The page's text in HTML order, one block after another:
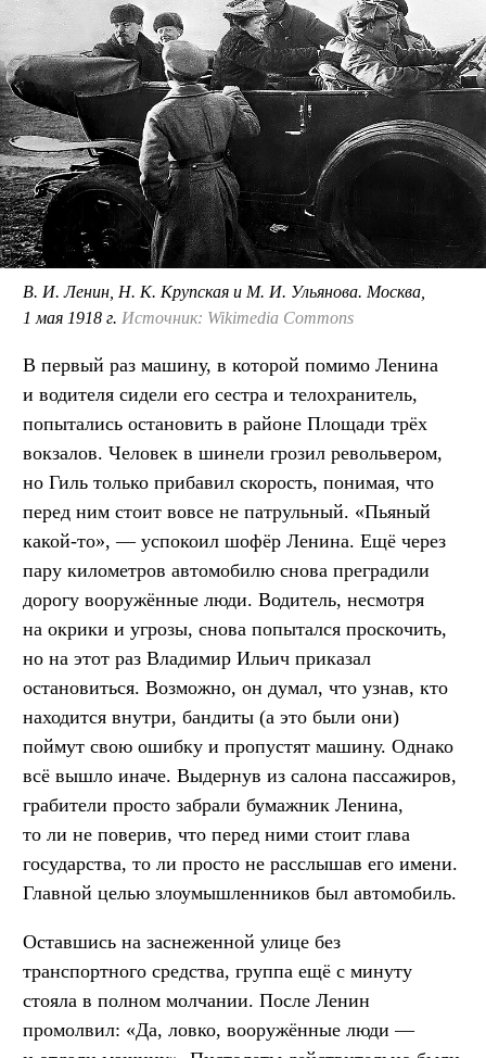
В. И. Ленин, Н. К. Крупская и М. И. Ульянова. Москва,
1 мая 1918 г. Источник: Wikimedia Commons
В первый раз машину, в которой помимо Ленина
и водителя сидели его сестра и телохранитель,
попытались остановить в районе Площади трёх
вокзалов. Человек в шинели грозил револьвером,
но Гиль только прибавил скорость, понимая, что
перед ним стоит вовсе не патрульный. «Пьяный
какой-то», — успокоил шофёр Ленина. Ещё через
пару километров автомобилю снова преградили
дорогу вооружённые люди. Водитель, несмотря
на окрики и угрозы, снова попытался проскочить,
но на этот раз Владимир Ильич приказал
остановиться. Возможно, он думал, что узнав, кто
находится внутри, бандиты (а это были они)
поймут свою ошибку и пропустят машину. Однако
всё вышло иначе. Выдернув из салона пассажиров,
грабители просто забрали бумажник Ленина,
то ли не поверив, что перед ними стоит глава
государства, то ли просто не расслышав его имени.
Главной целью злоумышленников был автомобиль.
Оставшись на заснеженной улице без
транспортного средства, группа ещё с минуту
стояла в полном молчании. После Ленин
промолвил: «Да, ловко, вооружённые люди —